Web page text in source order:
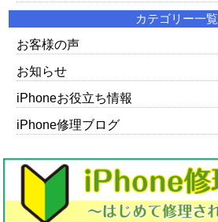
カテゴリー一覧
お客様の声
お知らせ
iPhoneお役立ち情報
iPhone修理ブログ